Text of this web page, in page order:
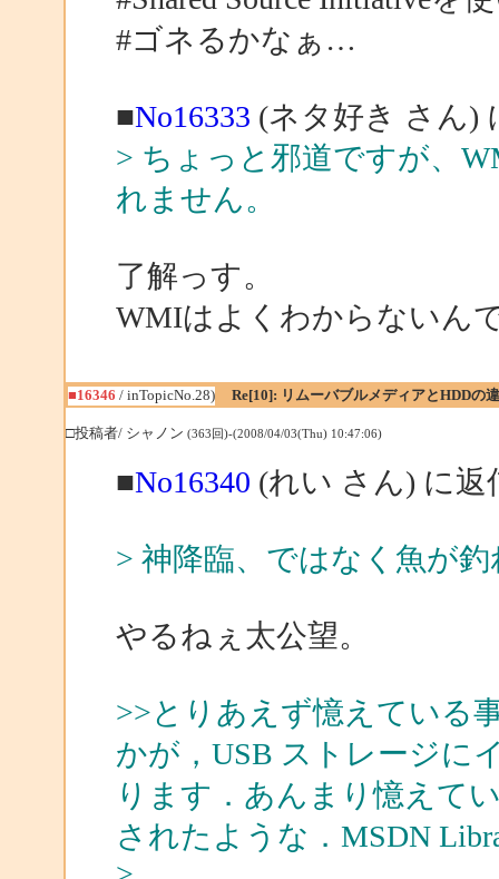
#ゴネるかなぁ…
■No16333 (ネタ好き さん)
> ちょっと邪道ですが、
れません。
了解っす。
WMIはよくわからないん
■16346 / inTopicNo.28) Re[10]: リムーバブルメディアとHDDの
□投稿者/ シャノン (363回)-(2008/04/03(Thu) 10:47:06)
■No16340 (れい さん) に返
> 神降臨、ではなく魚が
やるねぇ太公望。
>>とりあえず憶えている
かが，USB ストレージに
ります．あんまり憶えて
されたような．MSDN